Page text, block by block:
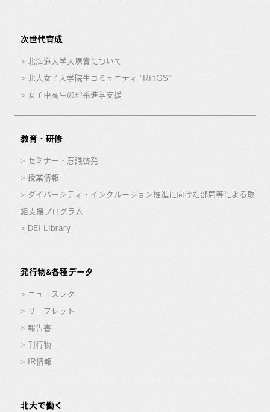
次世代育成
北海道大学大塚賞について
北大女子大学院生コミュニティ “RinGS”
女子中高生の理系進学支援
教育・研修
セミナー・意識啓発
授業情報
ダイバーシティ・インクルージョン推進に向けた部局等による取
組支援プログラム
DEI Library
発行物&各種データ
ニュースレター
リーフレット
報告書
刊行物
IR情報
北大で働く